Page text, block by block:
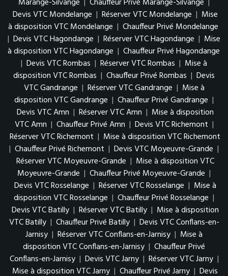
Devis VTC Mondelange | Réserver VTC Mondelange | Mise
à disposition VTC Mondelange | Chauffeur Privé Mondelange
| Devis VTC Hagondange | Réserver VTC Hagondange | Mise
à disposition VTC Hagondange | Chauffeur Privé Hagondange
| Devis VTC Rombas | Réserver VTC Rombas | Mise à
disposition VTC Rombas | Chauffeur Privé Rombas | Devis
VTC Gandrange | Réserver VTC Gandrange | Mise à
disposition VTC Gandrange | Chauffeur Privé Gandrange |
Devis VTC Amn | Réserver VTC Amn | Mise à disposition
VTC Amn | Chauffeur Privé Amn | Devis VTC Richemont |
Réserver VTC Richemont | Mise à disposition VTC Richemont
| Chauffeur Privé Richemont | Devis VTC Moyeuvre-Grande |
Réserver VTC Moyeuvre-Grande | Mise à disposition VTC
Moyeuvre-Grande | Chauffeur Privé Moyeuvre-Grande |
Devis VTC Rosselange | Réserver VTC Rosselange | Mise à
disposition VTC Rosselange | Chauffeur Privé Rosselange |
Devis VTC Batilly | Réserver VTC Batilly | Mise à disposition
VTC Batilly | Chauffeur Privé Batilly | Devis VTC Conflans-en-
Jarnisy | Réserver VTC Conflans-en-Jarnisy | Mise à
disposition VTC Conflans-en-Jarnisy | Chauffeur Privé
Conflans-en-Jarnisy | Devis VTC Jarny | Réserver VTC Jarny |
Mise à disposition VTC Jarny | Chauffeur Privé Jarny | Devis